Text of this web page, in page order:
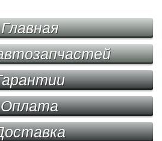
Главная
Оплата